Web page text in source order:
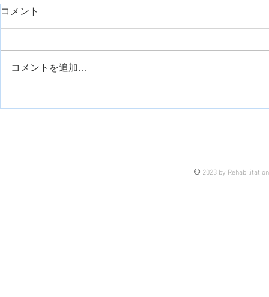
運動観察療法について 半側空間無
コメント
コメントを追加…
© 2023 by